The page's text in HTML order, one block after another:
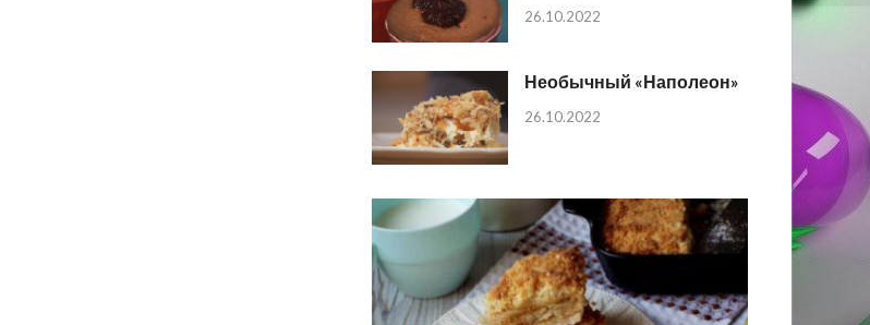
26.10.2022
Необычный «Наполеон»
26.10.2022